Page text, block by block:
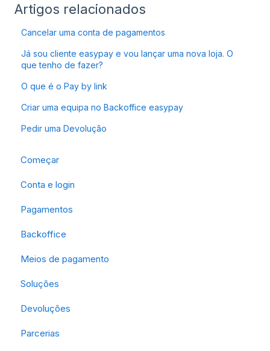
Artigos relacionados
Cancelar uma conta de pagamentos
Já sou cliente easypay e vou lançar uma nova loja. O
que tenho de fazer?
O que é o Pay by link
Criar uma equipa no Backoffice easypay
Pedir uma Devolução
Começar
Conta e login
Pagamentos
Backoffice
Meios de pagamento
Soluções
Devoluções
Parcerias